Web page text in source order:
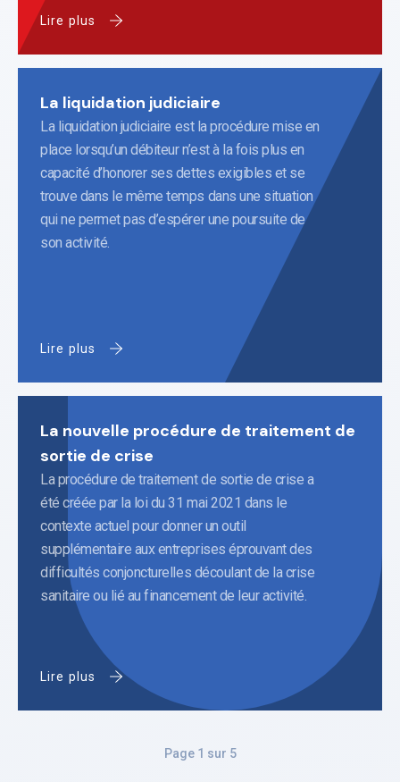
Lire plus
La liquidation judiciaire
La liquidation judiciaire est la procédure mise en
place lorsqu’un débiteur n’est à la fois plus en
capacité d’honorer ses dettes exigibles et se
trouve dans le même temps dans une situation
qui ne permet pas d’espérer une poursuite de
son activité.
Lire plus
La nouvelle procédure de traitement de
sortie de crise
La procédure de traitement de sortie de crise a
été créée par la loi du 31 mai 2021 dans le
contexte actuel pour donner un outil
supplémentaire aux entreprises éprouvant des
difficultés conjoncturelles découlant de la crise
sanitaire ou lié au financement de leur activité.
Lire plus
Page 1 sur 5